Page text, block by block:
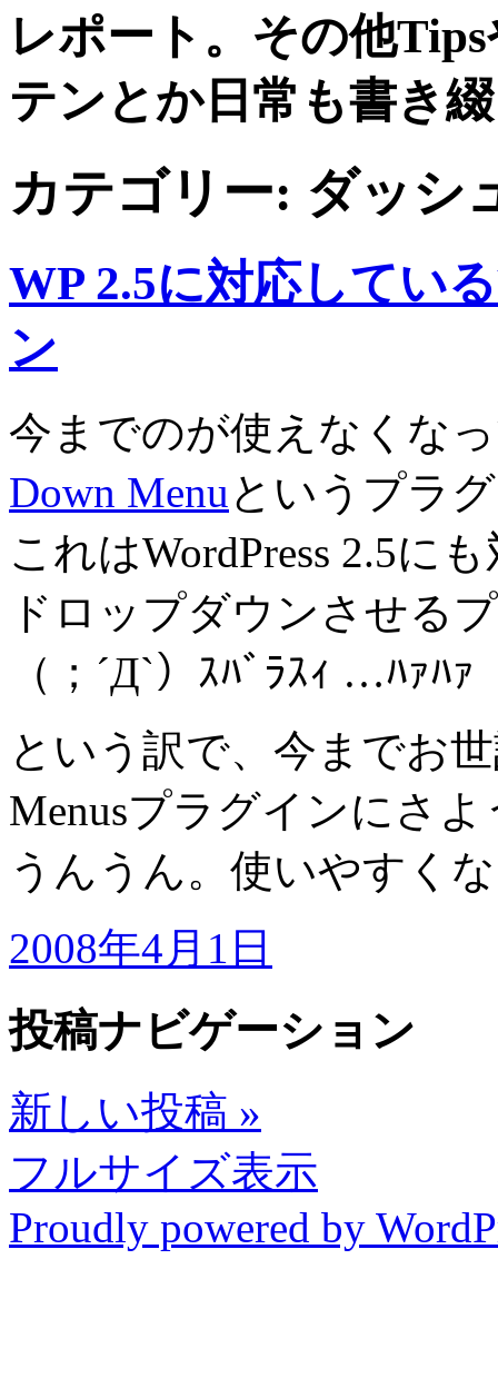
レポート。その他
テンとか日常も書き
カテゴリー: ダッシ
WP 2.5に対応してい
ン
今までのが使えなくな
Down Menuというプラ
これはWordPress 2.5に
ドロップダウンさせる
（；´Д`）ｽﾊﾞﾗｽｨ …ﾊｧﾊｧ
という訳で、今までお
Menusプラグインにさ
うんうん。使いやすく
2008年4月1日
投稿ナビゲーション
新しい投稿 »
フルサイズ表示
Proudly powered by